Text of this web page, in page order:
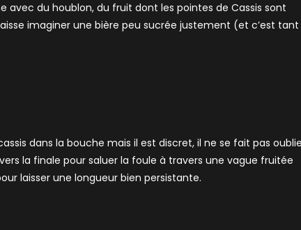
avec du houblon, du fruit dont les pointes de Cassis sont
imaginer une bière peu sucrée justement (et c’est tant
dans la bouche mais il est discret, il ne se fait pas
la finale pour saluer la foule à travers une vague fruitée
laisser une longueur bien persistante.